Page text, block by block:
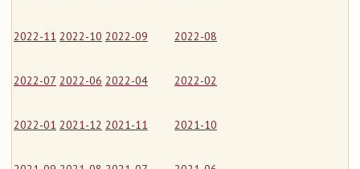
2022-11 2022-10 2022-09 2022-08
2022-07 2022-06 2022-04 2022-02
2022-01 2021-12 2021-11 2021-10